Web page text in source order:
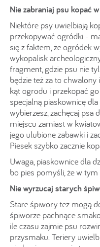
Nie zabraniaj psu kopać
Niektóre psy uwielbiają
przekopywać ogródki -
się z faktem, że ogródek
wykopalisk
fragment, gdzie psu nie
będzie też za to
kąt ogrodu i przekopać
specjalną piaskownicę
wybierzesz, zachęcaj psa
miejscu zamiast w
jego ulubione zabawki i
Piesek szybko zacznie
Uwaga, piaskownice dla
bo pies pomyśli, że w
Nie wyrzucaj starych
Stare śpiwory też mogą
śpiworze pachnące
ile czasu zajmie psu
przysmaku. Teriery